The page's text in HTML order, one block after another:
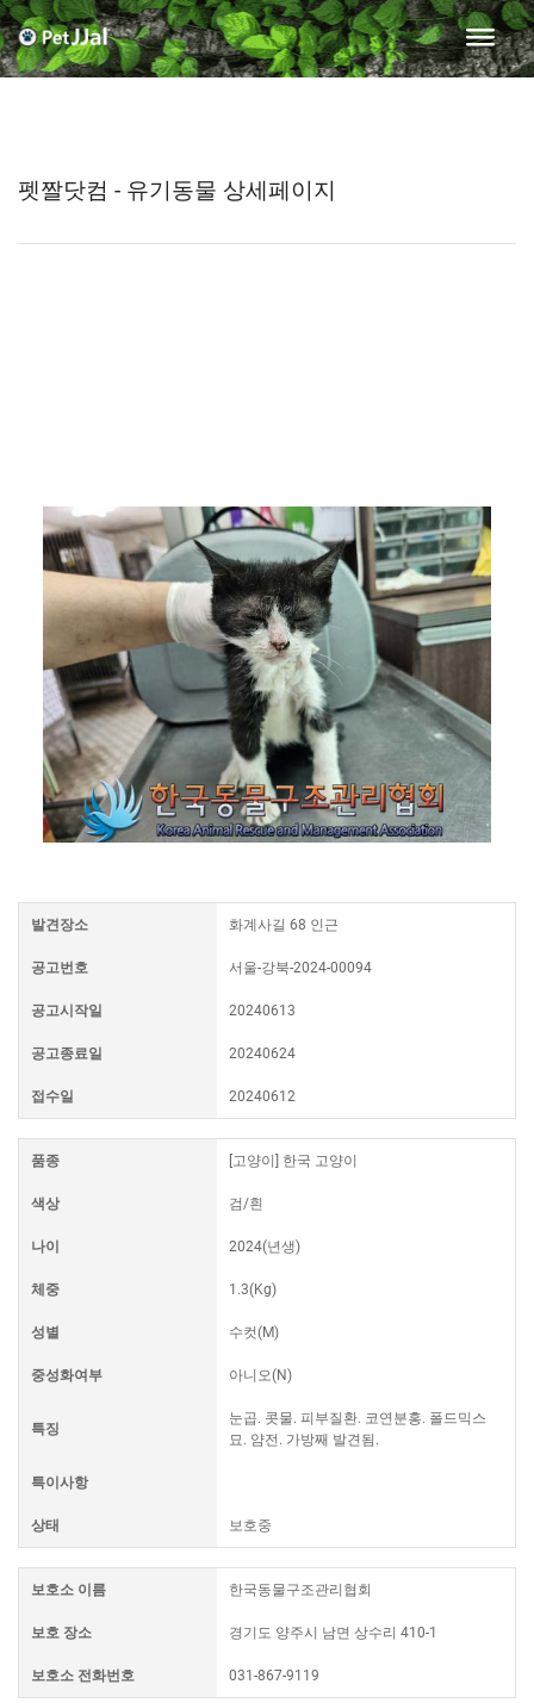
펫짤닷컴 - 유기동물 상세페이지
발견장소 화계사길 68 인근
공고번호 서울-강북-2024-00094
공고시작일 20240613
공고종료일 20240624
접수일 20240612
품종 [고양이] 한국 고양이
색상 검/흰
나이 2024(년생)
체중 1.3(Kg)
성별 수컷(M)
중성화여부 아니오(N)
특징
눈곱. 콧물. 피부질환. 코연분홍. 폴드믹스
묘. 얌전. 가방째 발견됨.
특이사항
상태 보호중
보호소 이름 한국동물구조관리협회
보호 장소 경기도 양주시 남면 상수리 410-1
보호소 전화번호 031-867-9119